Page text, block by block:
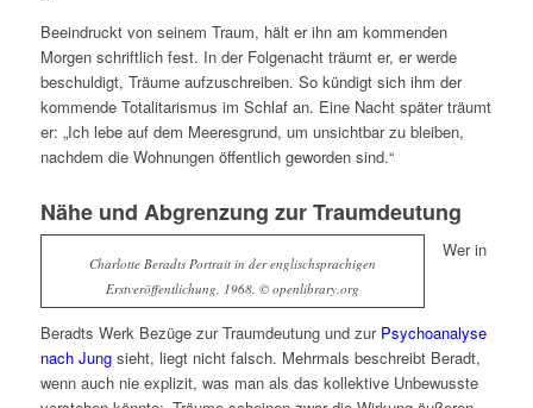
Beeindruckt von seinem Traum, hält er ihn am kommenden
Morgen schriftlich fest. In der Folgenacht träumt er, er werde
beschuldigt, Träume aufzuschreiben. So kündigt sich ihm der
kommende Totalitarismus im Schlaf an. Eine Nacht später träumt
er: „Ich lebe auf dem Meeresgrund, um unsichtbar zu bleiben,
nachdem die Wohnungen öffentlich geworden sind.“
Nähe und Abgrenzung zur Traumdeutung
Charlotte Beradts Portrait in der englischsprachigen
Erstveröffentlichung, 1968. ©️ openlibrary.org
Wer in
Beradts Werk Bezüge zur Traumdeutung und zur Psychoanalyse
nach Jungsieht, liegt nicht falsch. Mehrmals beschreibt Beradt,
wenn auch nie explizit, was man als das kollektive Unbewusste